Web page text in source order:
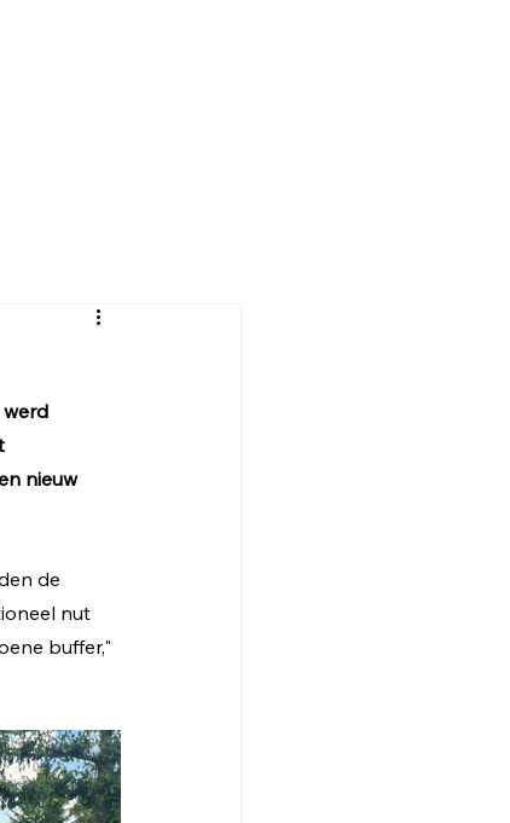
nieuw
de
nut
buffer,"